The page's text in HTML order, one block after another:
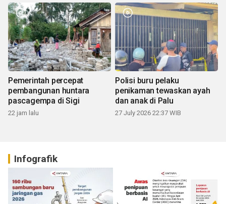
Pemerintah percepat
pembangunan huntara
pascagempa di Sigi
22 jam lalu
Polisi buru pelaku
penikaman tewaskan ayah
dan anak di Palu
27 July 2026 22:37 WIB
Infografik